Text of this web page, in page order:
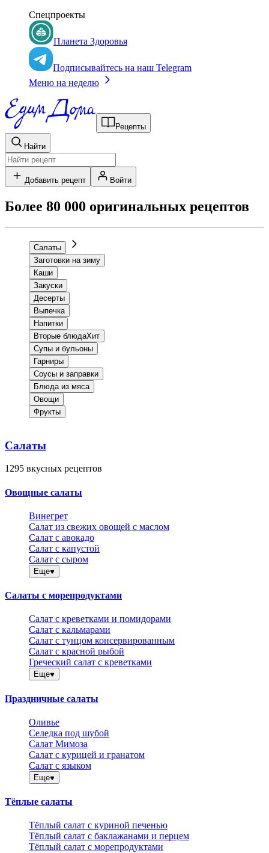
Спецпроекты
Планета Здоровья
Подписывайтесь на наш Telegram
Меню на неделю
Рецепты
Найти
Добавить рецепт Войти
Более 80 000 оригинальных рецептов
Салаты
Заготовки на зиму
Каши
Закуски
Десерты
Выпечка
Напитки
Вторые блюдаХит
Супы и бульоны
Гарниры
Соусы и заправки
Блюда из мяса
Овощи
Фрукты
Салаты
1295 вкусных рецептов
Овощные салаты
Винегрет
Салат из свежих овощей с маслом
Салат с авокадо
Салат с капустой
Салат с сыром
Еще
Салаты с морепродуктами
Салат с креветками и помидорами
Салат с кальмарами
Салат с тунцом консервированным
Салат с красной рыбой
Греческий салат с креветками
Еще
Праздничные салаты
Оливье
Селедка под шубой
Салат Мимоза
Салат с курицей и гранатом
Салат с языком
Еще
Тёплые салаты
Тёплый салат с куриной печенью
Тёплый салат с баклажанами и перцем
Тёплый салат с морепродуктами